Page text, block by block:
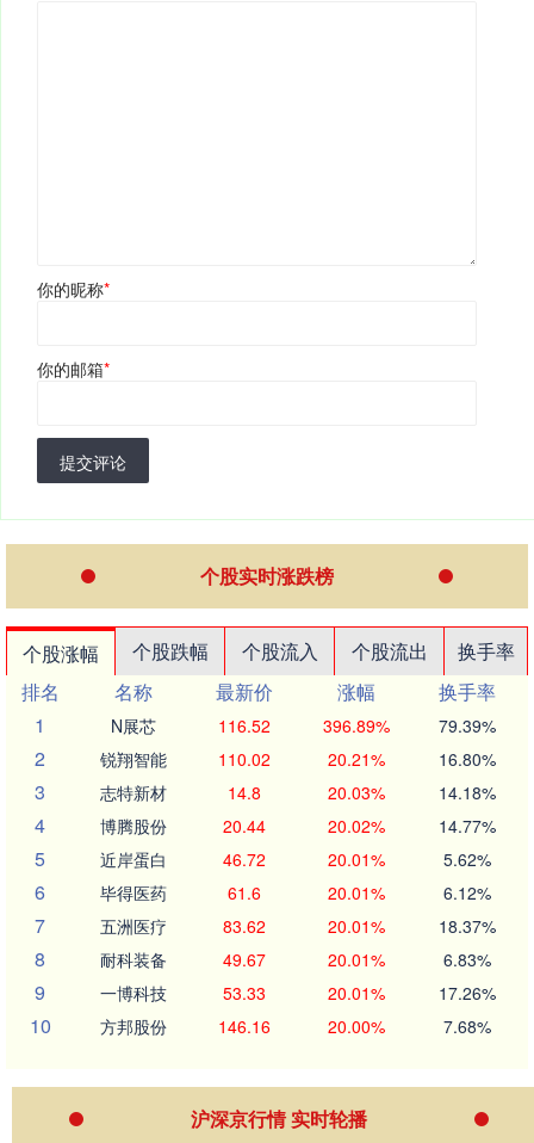
你的昵称*
你的邮箱*
提交评论
个股实时涨跌榜
个股涨幅 个股跌幅 个股流入 个股流出
换手率
排名
名称 最新价 涨幅
换手率
1
N展芯 116.52 396.89% 79.39%
2 锐翔智能 110.02 20.21% 16.80%
3 志特新材 14.8 20.03% 14.18%
4 博腾股份 20.44 20.02% 14.77%
5 近岸蛋白 46.72 20.01% 5.62%
6 毕得医药 61.6 20.01% 6.12%
7 五洲医疗 83.62 20.01% 18.37%
8 耐科装备 49.67 20.01% 6.83%
9 一博科技 53.33 20.01% 17.26%
10 方邦股份 146.16 20.00% 7.68%
沪深京行情 实时轮播